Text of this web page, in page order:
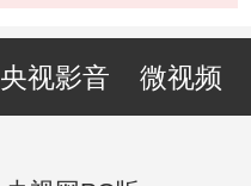
央视影音 微视频